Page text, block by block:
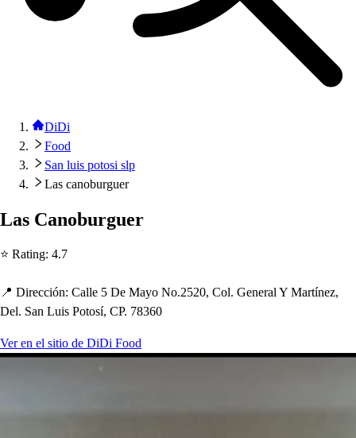
DiDi
Food
San luis potosi slp
Las canoburguer
Las Canoburguer
⭐ Rating: 4.7
📍 Dirección: Calle 5 De Mayo No.2520, Col. General Y Martínez,
Del. San Luis Potosí, CP. 78360
Ver en el sitio de DiDi Food